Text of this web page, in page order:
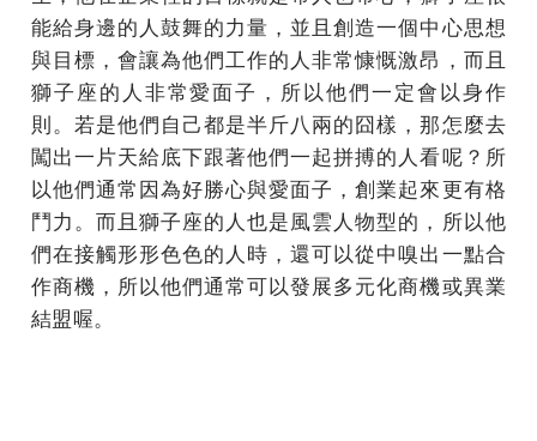
能給身邊的人鼓舞的力量，並且創造一個中心思想
與目標，會讓為他們工作的人非常慷慨激昂，而且
獅子座的人非常愛面子，所以他們一定會以身作
則。若是他們自己都是半斤八兩的囧樣，那怎麼去
闖出一片天給底下跟著他們一起拼搏的人看呢？所
以他們通常因為好勝心與愛面子，創業起來更有格
鬥力。而且獅子座的人也是風雲人物型的，所以他
們在接觸形形色色的人時，還可以從中嗅出一點合
作商機，所以他們通常可以發展多元化商機或異業
結盟喔。